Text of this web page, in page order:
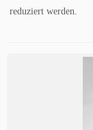
reduziert werden.